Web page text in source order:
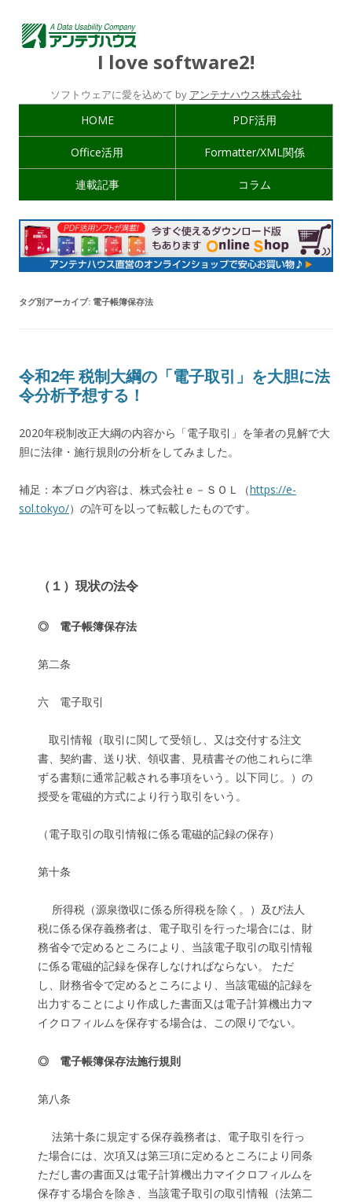
I love software2!
ソフトウェアに愛を込めて by アンテナハウス株式会社
HOME PDF活用
Office活用 Formatter/XML関係
連載記事 コラム
タグ別アーカイブ: 電子帳簿保存法
令和2年 税制大綱の「電子取引」を大胆に法
令分析予想する！
2020年税制改正大綱の内容から「電子取引」を筆者の見解で大
胆に法律・施行規則の分析をしてみました。
補足：本ブログ内容は、株式会社ｅ－ＳＯＬ（https://e-
sol.tokyo/）の許可を以って転載したものです。
（１）現状の法令
◎ 電子帳簿保存法
第二条
六 電子取引
取引情報（取引に関して受領し、又は交付する注文
書、契約書、送り状、領収書、見積書その他これらに準
ずる書類に通常記載される事項をいう。以下同じ。）の
授受を電磁的方式により行う取引をいう。
（電子取引の取引情報に係る電磁的記録の保存）
第十条
所得税（源泉徴収に係る所得税を除く。）及び法人
税に係る保存義務者は、電子取引を行った場合には、財
務省令で定めるところにより、当該電子取引の取引情報
に係る電磁的記録を保存しなければならない。 ただ
し、財務省令で定めるところにより、当該電磁的記録を
出力することにより作成した書面又は電子計算機出力マ
イクロフィルムを保存する場合は、この限りでない。
◎ 電子帳簿保存法施行規則
第八条
法第十条に規定する保存義務者は、電子取引を行っ
た場合には、次項又は第三項に定めるところにより同条
ただし書の書面又は電子計算機出力マイクロフィルムを
保存する場合を除き、当該電子取引の取引情報（法第二